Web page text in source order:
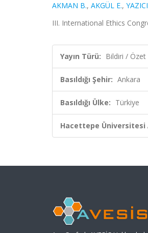
AKMAN B., AKGÜL E.,
III. International Ethics
Yayın Türü: Bildiri / Özet
Basıldığı Şehir: Ankara
Basıldığı Ülke: Türkiye
Hacettepe Üniversitesi